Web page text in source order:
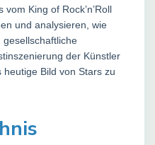
King of Rock’n’Roll
und analysieren, wie
der Künstler
Bild von Stars zu